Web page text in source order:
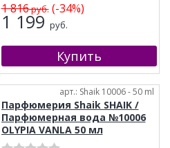
1 816руб.(-34%)
1 199 руб.
арт.: Shaik 10006 - 50 ml
Парфюмерия Shaik SHAIK /
Парфюмерная вода №10006
OLYPIA VANLA 50 мл